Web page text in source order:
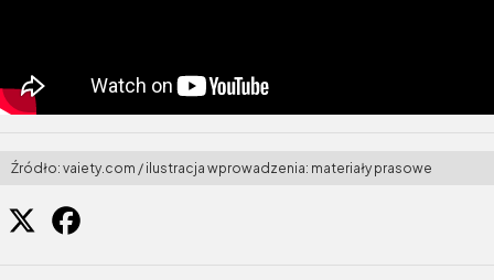
Źródło: vaiety.com / ilustracja wprowadzenia: materiały prasowe